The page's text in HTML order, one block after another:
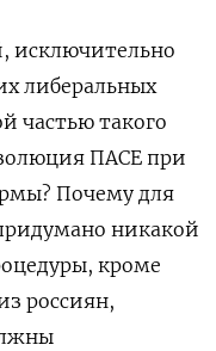
исключительно
либеральных
частью такого
ПАСЕ при
Почему для
никакой
кроме
россиян,